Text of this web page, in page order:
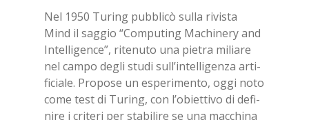
Nel 1950 Tu­ring pub­bli­cò sul­la ri­vi­sta
Mind il sag­gio “Com­pu­ting Ma­chi­ne­ry and
In­tel­li­gen­ce”, ri­te­nu­to una pie­tra mi­lia­re
nel cam­po de­gli stu­di sul­l’in­tel­li­gen­za ar­ti­
fi­cia­le. Pro­po­se un espe­ri­men­to, oggi noto
come test di Tu­ring, con l’o­biet­ti­vo di de­fi­
ni­re i cri­te­ri per sta­bi­li­re se una mac­chi­na